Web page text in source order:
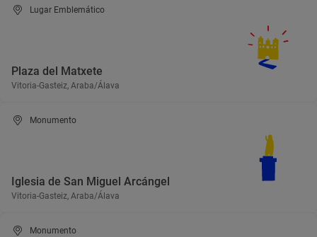
Lugar Emblemático
Plaza del Matxete
Vitoria-Gasteiz, Araba/Álava
Monumento
Iglesia de San Miguel Arcángel
Vitoria-Gasteiz, Araba/Álava
Monumento